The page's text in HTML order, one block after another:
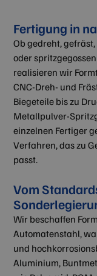
Fertigung in
Ob gedreht,
oder
realisieren wir
CNC-Dreh- und
Biegeteile bis zu
Metallpulver-
einzelnen Fertiger
Verfahren, das zu
passt.
Vom
Wir beschaffen
Automatenstahl,
und
Aluminium,